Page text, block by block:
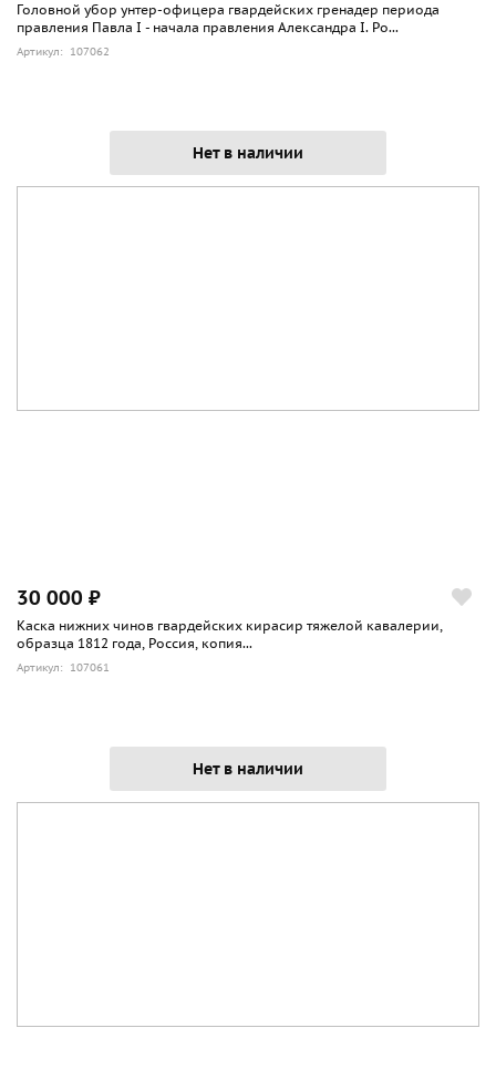
Головной убор унтер-офицера гвардейских гренадер периода
правления Павла I - начала правления Александра I. Ро...
Артикул: 107062
Нет в наличии
30 000 ₽
Каска нижних чинов гвардейских кирасир тяжелой кавалерии,
образца 1812 года, Россия, копия...
Артикул: 107061
Нет в наличии